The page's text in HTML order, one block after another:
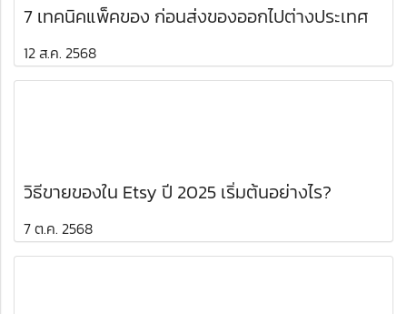
7 เทคนิคแพ็คของ ก่อนส่งของออกไปต่างประเทศ
12 ส.ค. 2568
วิธีขายของใน Etsy ปี 2025 เริ่มต้นอย่างไร?
7 ต.ค. 2568